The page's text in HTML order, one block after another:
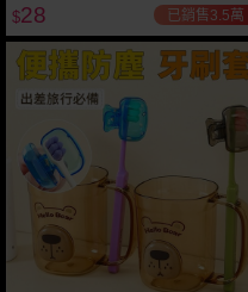
$28 已銷售3.5萬